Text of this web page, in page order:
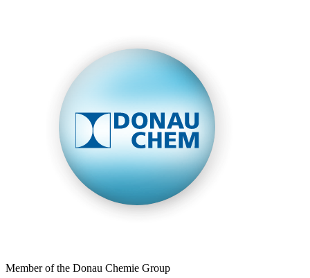
Member of the Donau Chemie Group